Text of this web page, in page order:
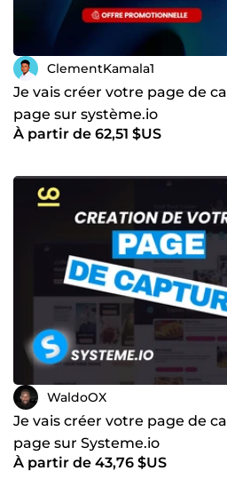
ClementKamala1
Je vais créer votre page de
page sur système.io
À partir de 62,51 $US
WaldoOX
Je vais créer votre page de
page sur Systeme.io
À partir de 43,76 $US